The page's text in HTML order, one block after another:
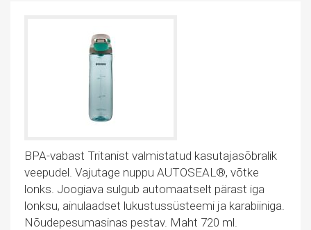
BPA-vabast Tritanist valmistatud kasutajasõbralik
veepudel. Vajutage nuppu AUTOSEAL®, võtke
lonks. Joogiava sulgub automaatselt pärast iga
lonksu, ainulaadset lukustussüsteemi ja karabiiniga.
Nõudepesumasinas pestav. Maht 720 ml.